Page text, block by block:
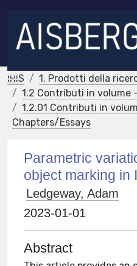
IRIS
1. Prodotti della
1.2 Contributi in volume
1.2.01 Contributi in
Chapters/Essays
Parametric
object marking in
Ledgeway, Adam
2023-01-01
Abstract